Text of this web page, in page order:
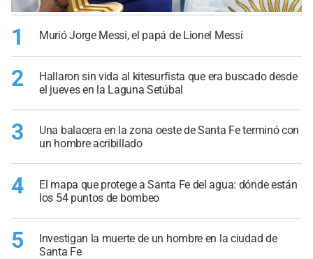
1 Murió Jorge Messi, el papá de Lionel Messi
2
Hallaron sin vida al kitesurfista que era buscado desde
el jueves en la Laguna Setúbal
3
Una balacera en la zona oeste de Santa Fe terminó con
un hombre acribillado
4
El mapa que protege a Santa Fe del agua: dónde están
los 54 puntos de bombeo
5
Investigan la muerte de un hombre en la ciudad de
Santa Fe